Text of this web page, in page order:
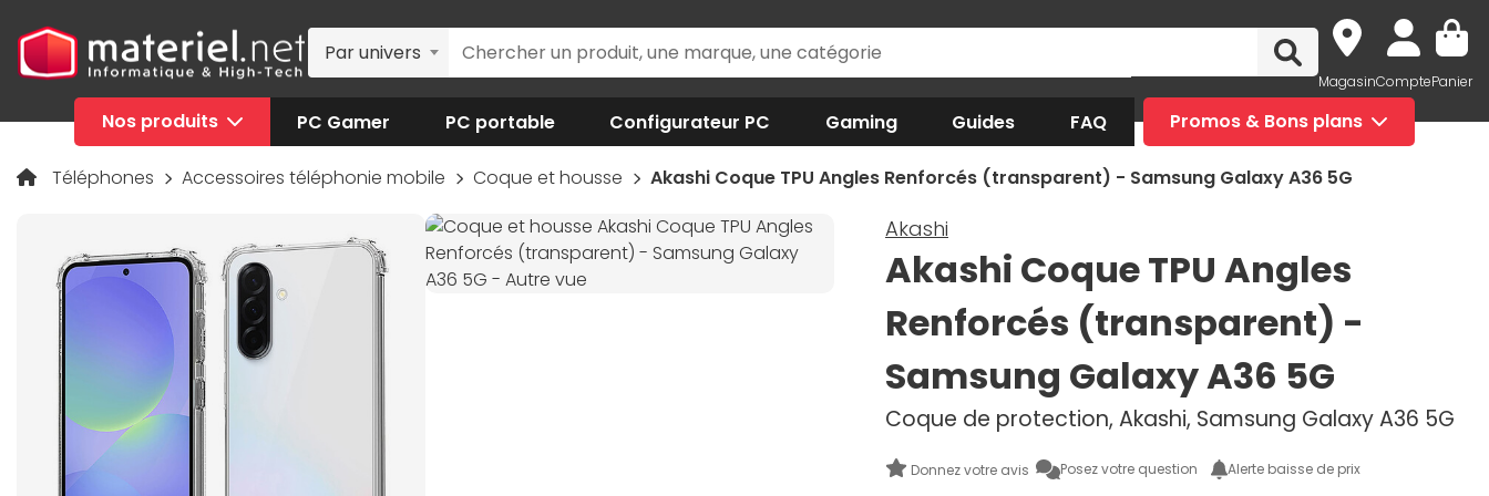
Par univers
MagasinComptePanier
Nos produits PC Gamer PC portable Configurateur PC Gaming Guides FAQ Promos & Bons plans
Téléphones Accessoires téléphonie mobile Coque et housse Akashi Coque TPU Angles Renforcés (transparent) - Samsung Galaxy A36 5G
Akashi
Akashi Coque TPU Angles
Renforcés (transparent) -
Samsung Galaxy A36 5G
Coque de protection, Akashi, Samsung Galaxy A36 5G
Donnez votre avis Posez votre question Alerte baisse de prix